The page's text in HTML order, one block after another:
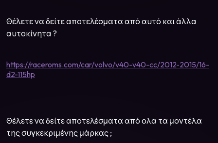
Θέλετε να δείτε αποτελέσματα από αυτό και άλλα
αυτοκίνητα ?
https://raceroms.com/car/volvo/v40-v40-cc/2012-2015/16-
d2-115hp
Θέλετε να δείτε αποτελέσματα από ολα τα μοντέλα
της συγκεκριμένης μάρκας ;